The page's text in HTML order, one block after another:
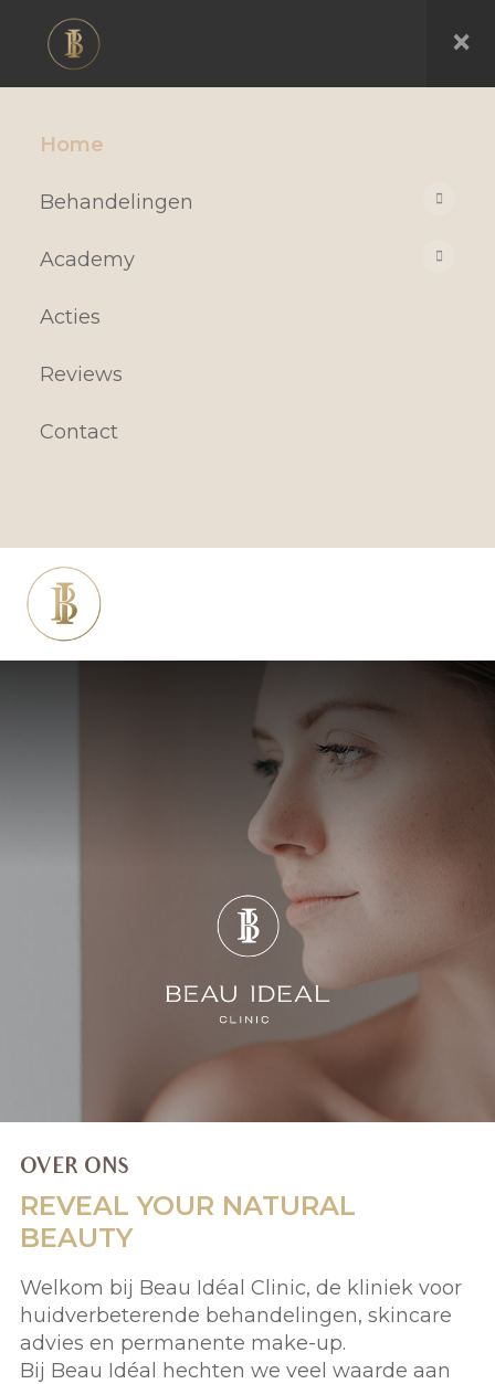
×
Home
Behandelingen
Academy
Acties
Reviews
Contact
OVER ONS
REVEAL YOUR NATURAL
BEAUTY
Welkom bij Beau Idéal Clinic, de kliniek voor
huidverbeterende behandelingen, skincare
advies en permanente make-up.
Bij Beau Idéal hechten we veel waarde aan